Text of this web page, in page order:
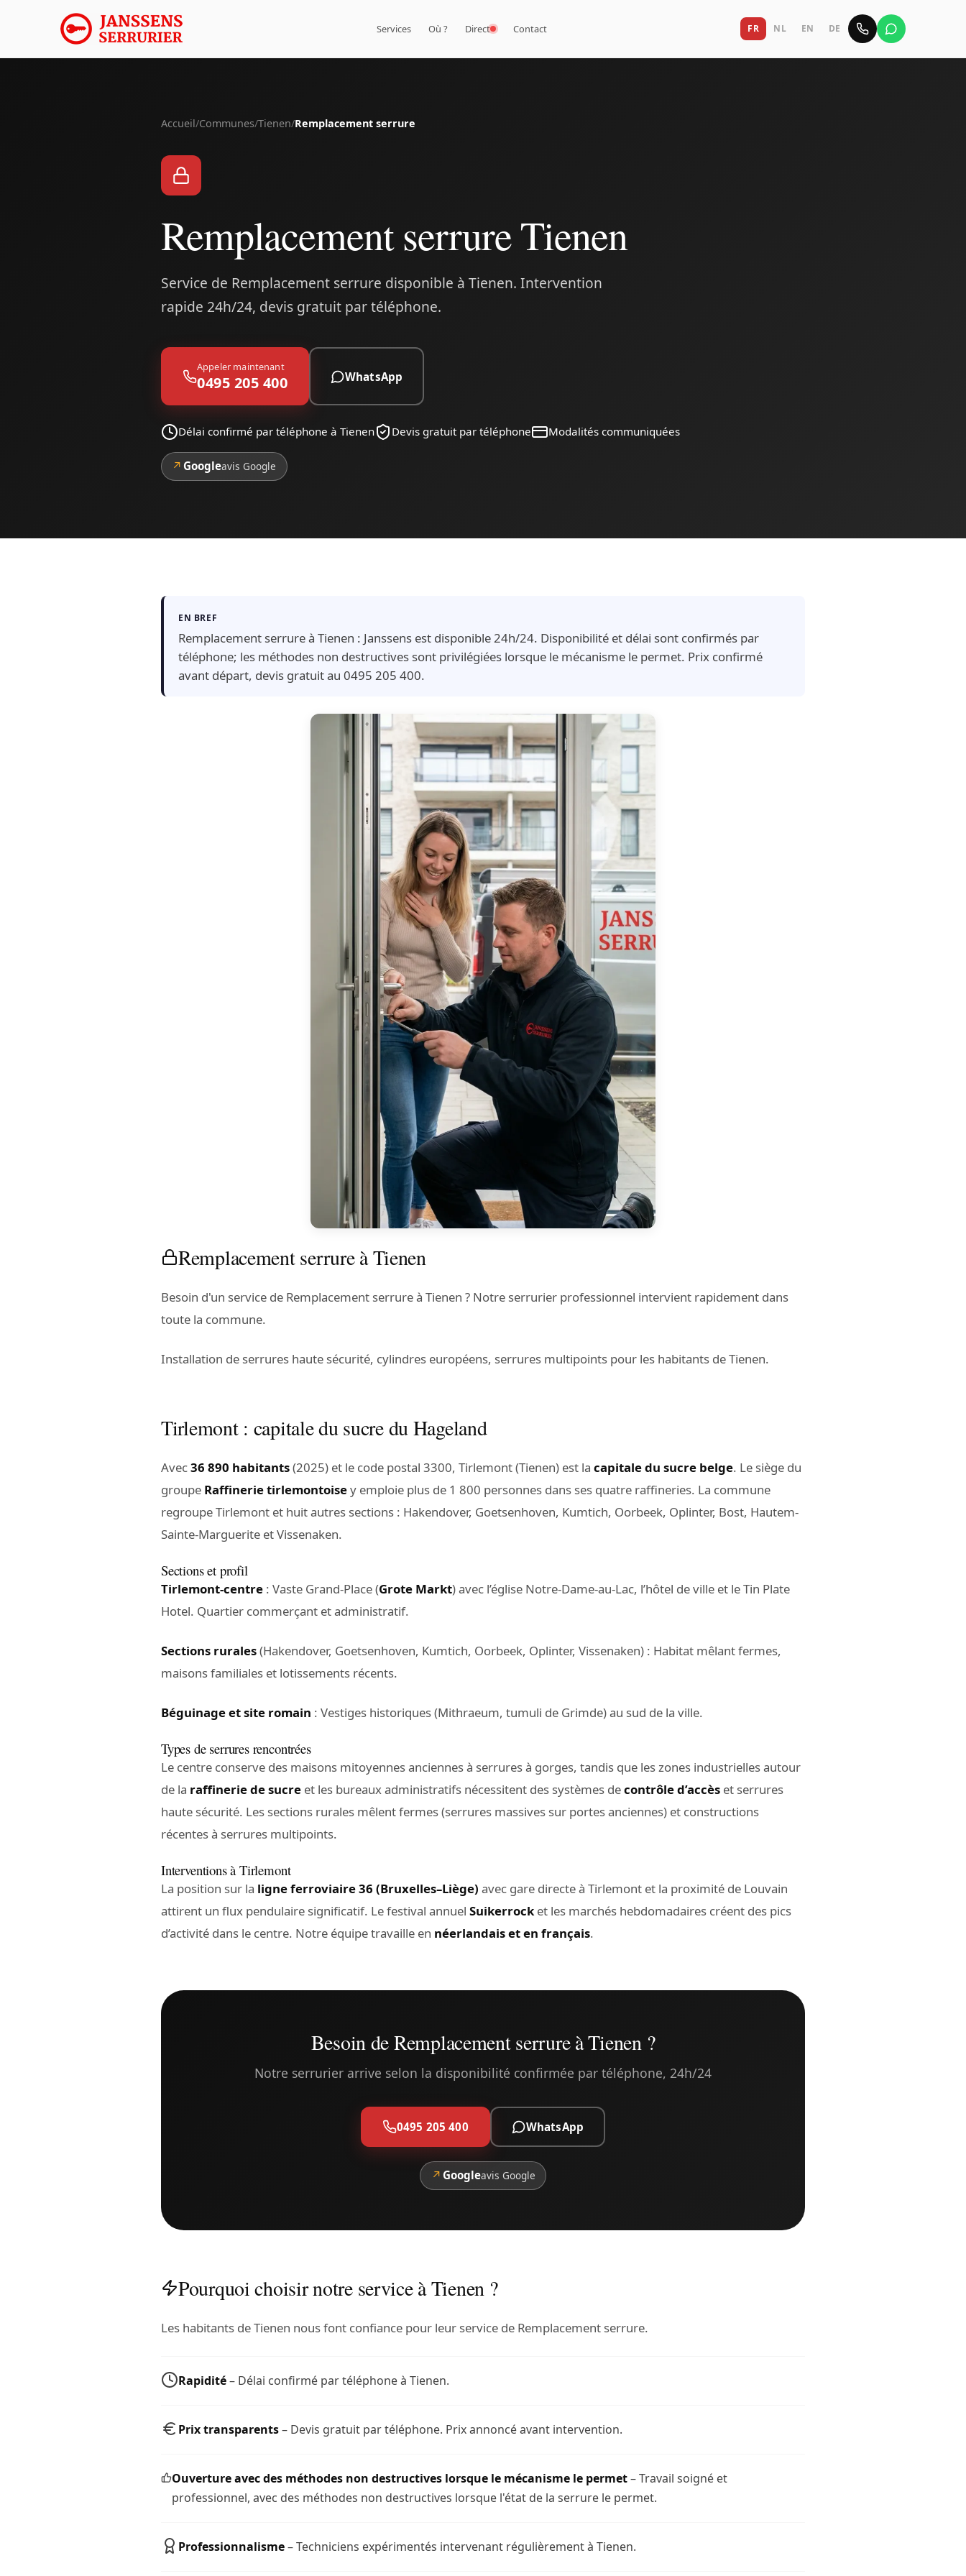
Services Où ? Direct Contact FR NL EN DE
Accueil/Communes/Tienen/Remplacement serrure
Remplacement serrure Tienen
Service de Remplacement serrure disponible à Tienen. Intervention
rapide 24h/24, devis gratuit par téléphone.
Appeler maintenant
0495 205 400 WhatsApp
Délai confirmé par téléphone à Tienen Devis gratuit par téléphone Modalités communiquées
↗ Googleavis Google
EN BREF
Remplacement serrure à Tienen : Janssens est disponible 24h/24. Disponibilité et délai sont confirmés par
téléphone; les méthodes non destructives sont privilégiées lorsque le mécanisme le permet. Prix confirmé
avant départ, devis gratuit au 0495 205 400.
Remplacement serrure à Tienen
Besoin d'un service de Remplacement serrure à Tienen ? Notre serrurier professionnel intervient rapidement dans
toute la commune.
Installation de serrures haute sécurité, cylindres européens, serrures multipoints pour les habitants de Tienen.
Tirlemont : capitale du sucre du Hageland
Avec36 890 habitants(2025) et le code postal 3300, Tirlemont (Tienen) est la capitale du sucre belge. Le siège du
groupe Raffinerie tirlemontoisey emploie plus de 1 800 personnes dans ses quatre raffineries. La commune
regroupe Tirlemont et huit autres sections : Hakendover, Goetsenhoven, Kumtich, Oorbeek, Oplinter, Bost, Hautem-
Sainte-Marguerite et Vissenaken.
Sections et profil
Tirlemont-centre : Vaste Grand-Place (Grote Markt) avec l’église Notre-Dame-au-Lac, l’hôtel de ville et le Tin Plate
Hotel. Quartier commerçant et administratif.
Sections rurales(Hakendover, Goetsenhoven, Kumtich, Oorbeek, Oplinter, Vissenaken) : Habitat mêlant fermes,
maisons familiales et lotissements récents.
Béguinage et site romain : Vestiges historiques (Mithraeum, tumuli de Grimde) au sud de la ville.
Types de serrures rencontrées
Le centre conserve des maisons mitoyennes anciennes à serrures à gorges, tandis que les zones industrielles autour
de la raffinerie de sucre et les bureaux administratifs nécessitent des systèmes decontrôle d’accès et serrures
haute sécurité. Les sections rurales mêlent fermes (serrures massives sur portes anciennes) et constructions
récentes à serrures multipoints.
Interventions à Tirlemont
La position sur la ligne ferroviaire 36 (Bruxelles–Liège) avec gare directe à Tirlemont et la proximité de Louvain
attirent un flux pendulaire significatif. Le festival annuel Suikerrocket les marchés hebdomadaires créent des pics
d’activité dans le centre. Notre équipe travaille en néerlandais et en français.
Besoin de Remplacement serrure à Tienen ?
Notre serrurier arrive selon la disponibilité confirmée par téléphone, 24h/24
0495 205 400 WhatsApp
↗ Googleavis Google
Pourquoi choisir notre service à Tienen ?
Les habitants de Tienen nous font confiance pour leur service de Remplacement serrure.
Rapidité– Délai confirmé par téléphone à Tienen.
Prix transparents– Devis gratuit par téléphone. Prix annoncé avant intervention.
Ouverture avec des méthodes non destructives lorsque le mécanisme le permet– Travail soigné et
professionnel, avec des méthodes non destructives lorsque l'état de la serrure le permet.
Professionnalisme– Techniciens expérimentés intervenant régulièrement à Tienen.